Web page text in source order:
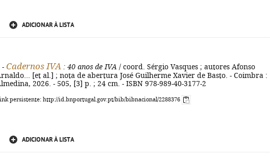
ADICIONAR À LISTA
- Cadernos IVA : 40 anos de IVA / coord. Sérgio Vasques ; autores Afonso
[et al.] ; nota de abertura José Guilherme Xavier de Basto. - Coimbra :
2026. - 505, [3] p. ; 24 cm. - ISBN 978-989-40-3177-2
persistente: http://id.bnportugal.gov.pt/bib/bibnacional/2288376
ADICIONAR À LISTA